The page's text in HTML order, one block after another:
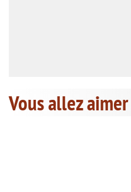
Vous allez aimer